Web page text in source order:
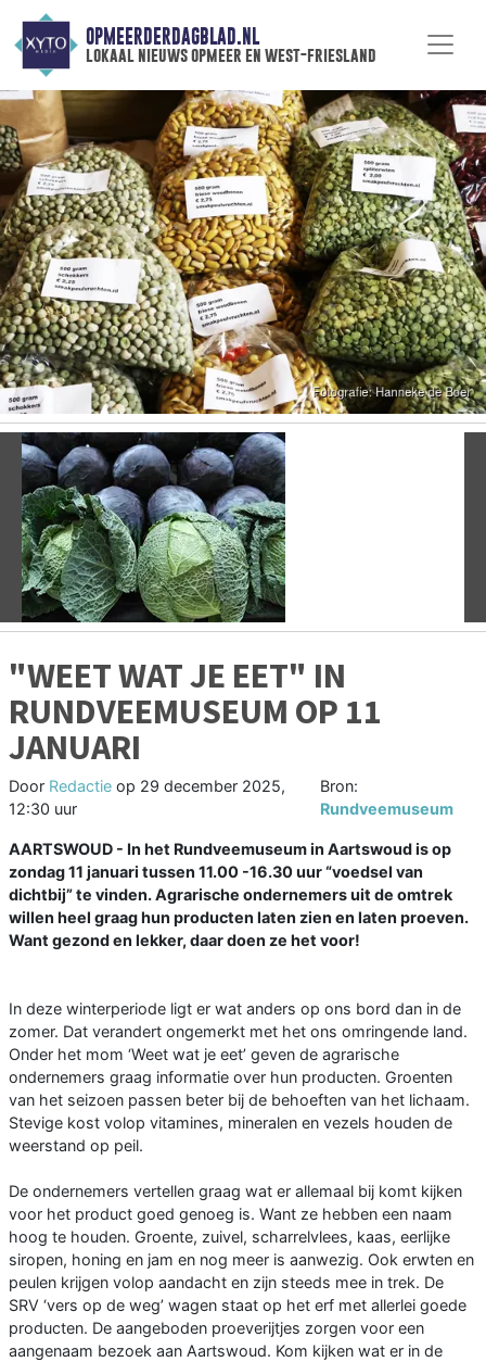
OPMEERDERDAGBLAD.NL
lokaal nieuws opmeer en west-friesland
Vorige
"WEET WAT JE EET" IN
RUNDVEEMUSEUM OP 11
JANUARI
Door Redactie op 29 december 2025,
12:30 uur
Bron:
Rundveemuseum
AARTSWOUD - In het Rundveemuseum in Aartswoud is op
zondag 11 januari tussen 11.00 -16.30 uur “voedsel van
dichtbij” te vinden. Agrarische ondernemers uit de omtrek
willen heel graag hun producten laten zien en laten proeven.
Want gezond en lekker, daar doen ze het voor!
In deze winterperiode ligt er wat anders op ons bord dan in de
zomer. Dat verandert ongemerkt met het ons omringende land.
Onder het mom ‘Weet wat je eet’ geven de agrarische
ondernemers graag informatie over hun producten. Groenten
van het seizoen passen beter bij de behoeften van het lichaam.
Stevige kost volop vitamines, mineralen en vezels houden de
weerstand op peil.
De ondernemers vertellen graag wat er allemaal bij komt kijken
voor het product goed genoeg is. Want ze hebben een naam
hoog te houden. Groente, zuivel, scharrelvlees, kaas, eerlijke
siropen, honing en jam en nog meer is aanwezig. Ook erwten en
peulen krijgen volop aandacht en zijn steeds mee in trek. De
SRV ‘vers op de weg’ wagen staat op het erf met allerlei goede
producten. De aangeboden proeverijtjes zorgen voor een
aangenaam bezoek aan Aartswoud. Kom kijken wat er in de